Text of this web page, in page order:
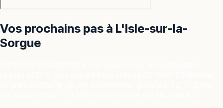
Vos prochains pas à L'Isle-sur-la-
Sorgue